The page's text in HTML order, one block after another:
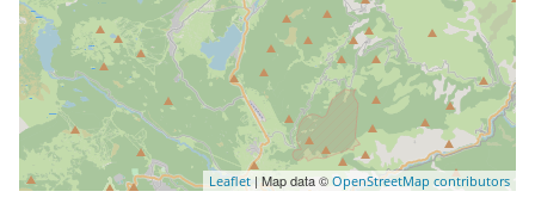
Leaflet | Map data © OpenStreetMap contributors